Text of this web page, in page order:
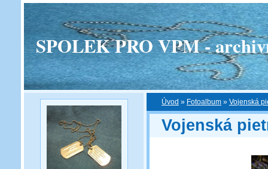
SPOLEK PRO VPM -
Úvod » Fotoalbum » Vojenská
Vojenská